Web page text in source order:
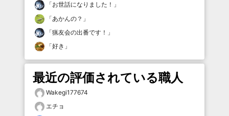
「お世話になりました！ 」
「あかんの？ 」
「猟友会の出番です！ 」
「好き 」
最近の評価されている職人
Wakegi177674
エチョ